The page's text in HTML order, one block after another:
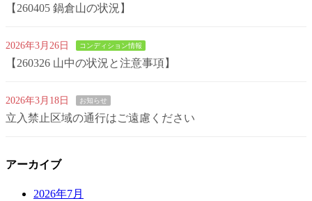
【260405 鍋倉山の状況】
2026年3月26日 コンディション情報
【260326 山中の状況と注意事項】
2026年3月18日 お知らせ
立入禁止区域の通行はご遠慮ください
アーカイブ
2026年7月